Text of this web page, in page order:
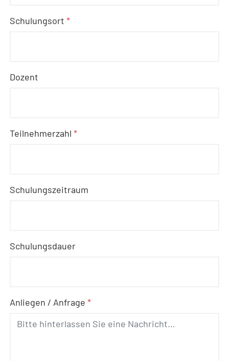
Schulungsort*
Dozent
Teilnehmerzahl*
Schulungszeitraum
Schulungsdauer
Anliegen / Anfrage*